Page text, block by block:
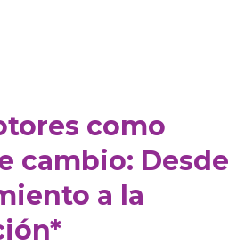
como
cambio: Desde
a la